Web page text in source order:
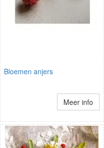
Bloemen anjers
Meer info